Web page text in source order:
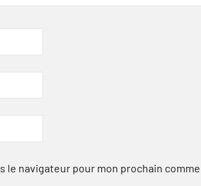
navigateur pour mon prochain